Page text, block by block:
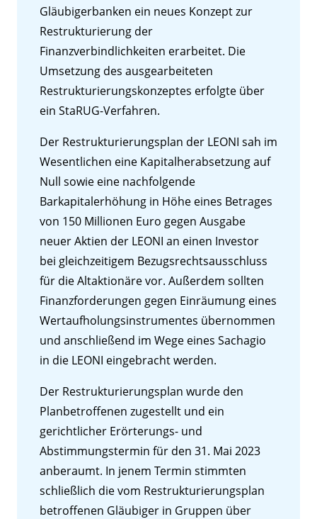
Gläubigerbanken ein neues Konzept zur
Restrukturierung der
Finanzverbindlichkeiten erarbeitet. Die
Umsetzung des ausgearbeiteten
Restrukturierungskonzeptes erfolgte über
ein StaRUG-Verfahren.
Der Restrukturierungsplan der LEONI sah im
Wesentlichen eine Kapitalherabsetzung auf
Null sowie eine nachfolgende
Barkapitalerhöhung in Höhe eines Betrages
von 150 Millionen Euro gegen Ausgabe
neuer Aktien der LEONI an einen Investor
bei gleichzeitigem Bezugsrechtsausschluss
für die Altaktionäre vor. Außerdem sollten
Finanzforderungen gegen Einräumung eines
Wertaufholungsinstrumentes übernommen
und anschließend im Wege eines Sachagio
in die LEONI eingebracht werden.
Der Restrukturierungsplan wurde den
Planbetroffenen zugestellt und ein
gerichtlicher Erörterungs- und
Abstimmungstermin für den 31. Mai 2023
anberaumt. In jenem Termin stimmten
schließlich die vom Restrukturierungsplan
betroffenen Gläubiger in Gruppen über